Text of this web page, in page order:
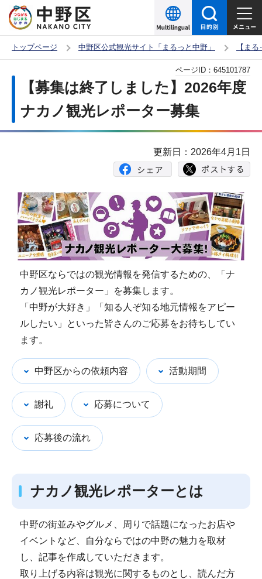
の
ー
トップページ 中野区公式観光サイト「まるっと中野」 【ま
か
【募集は終了しました】2026年度
ナカノ観光レポーター募集
ページID： 645101787
更新日：2026年4月1日
中野区ならではの観光情報を発信するための、「ナ
カノ観光レポーター」を募集します。
「中野が大好き」「知る人ぞ知る地元情報をアピー
ルしたい」といった皆さんのご応募をお待ちしてい
ます。
中野区からの依頼内容 活動期間
謝礼 応募について
応募後の流れ
ナカノ観光レポーターとは
中野の街並みやグルメ、周りで話題になったお店や
イベントなど、自分ならではの中野の魅力を取材
し、記事を作成していただきます。
取り上げる内容は観光に関するものとし、読んだ方